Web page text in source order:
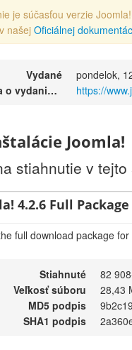
je súčasťou verzie
našej Oficiálnej
Vydané
pondelok,
Oznámenia o vydaniach
https://
Joomla!
stiahnutie v
4.2.6 Full
full download package
Stiahnuté
82
Veľkosť súboru
28,43
MD5 podpis
SHA1 podpis